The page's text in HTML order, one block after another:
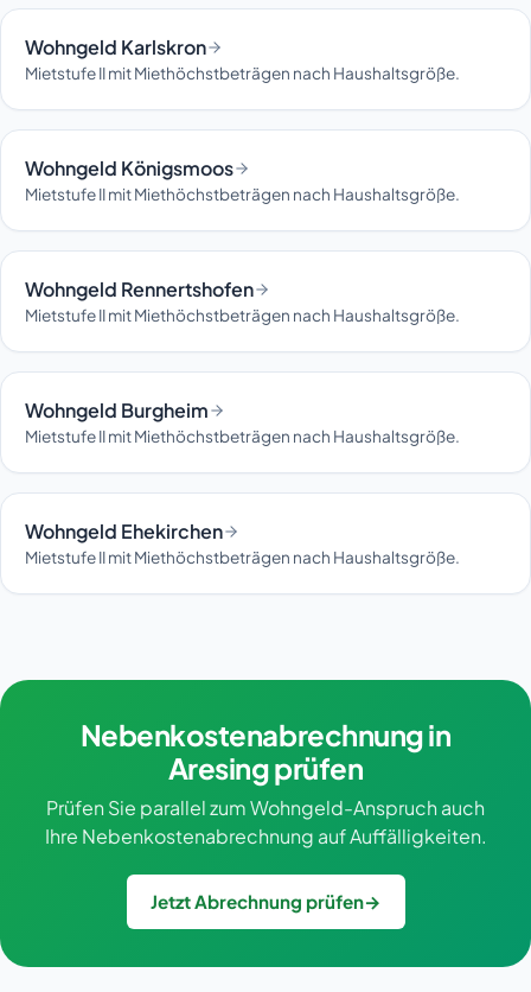
Wohngeld Karlskron
Mietstufe II mit Miethöchstbeträgen nach Haushaltsgröße.
Wohngeld Königsmoos
Mietstufe II mit Miethöchstbeträgen nach Haushaltsgröße.
Wohngeld Rennertshofen
Mietstufe II mit Miethöchstbeträgen nach Haushaltsgröße.
Wohngeld Burgheim
Mietstufe II mit Miethöchstbeträgen nach Haushaltsgröße.
Wohngeld Ehekirchen
Mietstufe II mit Miethöchstbeträgen nach Haushaltsgröße.
Nebenkostenabrechnung in
Aresing prüfen
Prüfen Sie parallel zum Wohngeld-Anspruch auch
Ihre Nebenkostenabrechnung auf Auffälligkeiten.
Jetzt Abrechnung prüfen→